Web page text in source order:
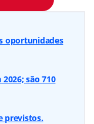
oportunidades
são 710
previstos.